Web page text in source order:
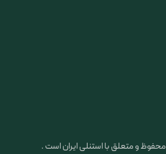
و متعلق با استنلی ایران است .